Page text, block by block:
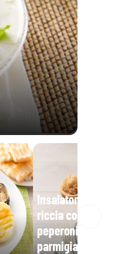
Insalatona base
riccia con mais
peperoni, noci e
parmigiano